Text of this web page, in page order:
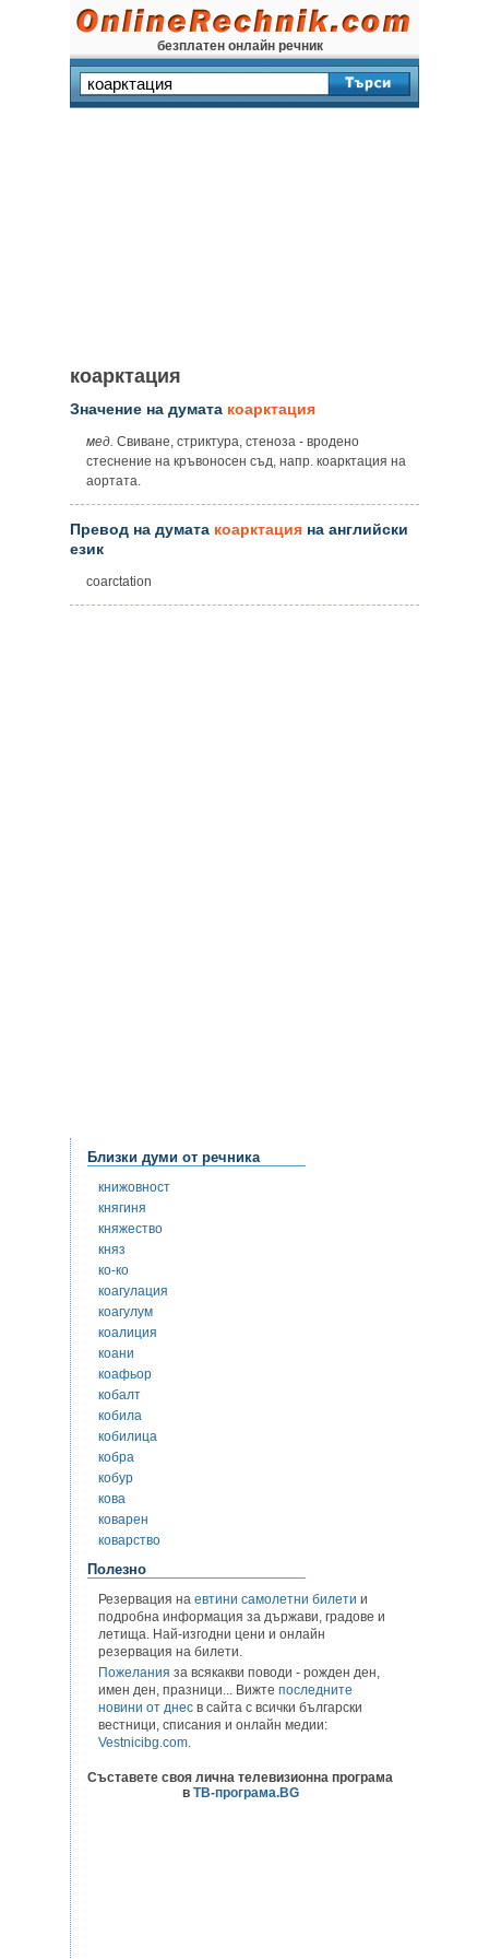
безплатен онлайн речник
коарктация
Значение на думата коарктация
мед. Свиване, стриктура, стеноза - вродено
стеснение на кръвоносен съд, напр. коарктация на
аортата.
Превод на думата коарктация на английски
език
coarctation
Близки думи от речника
книжовност
княгиня
княжество
княз
ко-ко
коагулация
коагулум
коалиция
коани
коафьор
кобалт
кобила
кобилица
кобра
кобур
кова
коварен
коварство
Полезно
Резервация на евтини самолетни билети и
подробна информация за държави, градове и
летища. Най-изгодни цени и онлайн
резервация на билети.
Пожелания за всякакви поводи - рожден ден,
имен ден, празници... Вижте последните
новини от днес в сайта с всички български
вестници, списания и онлайн медии:
Vestnicibg.com.
Съставете своя лична телевизионна програма
в ТВ-програма.BG